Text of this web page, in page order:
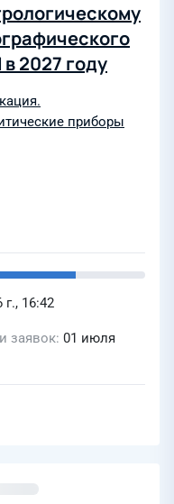
2027 году
приборы
16:42
заявок 01 июля